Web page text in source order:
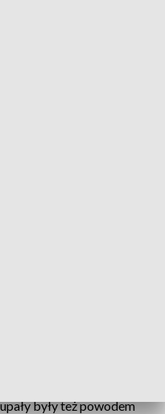
były też powodem